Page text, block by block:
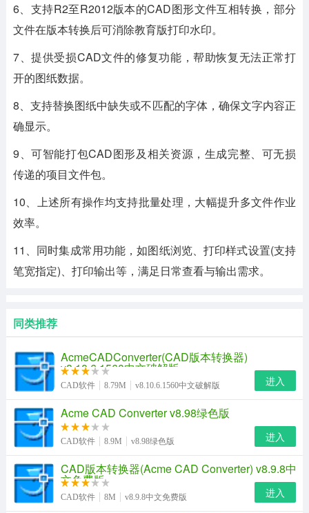
6、支持R2至R2012版本的CAD图形文件互相转换，部分
文件在版本转换后可消除教育版打印水印。
7、提供受损CAD文件的修复功能，帮助恢复无法正常打
开的图纸数据。
8、支持替换图纸中缺失或不匹配的字体，确保文字内容正
确显示。
9、可智能打包CAD图形及相关资源，生成完整、可无损
传递的项目文件包。
10、上述所有操作均支持批量处理，大幅提升多文件作业
效率。
11、同时集成常用功能，如图纸浏览、打印样式设置(支持
笔宽指定)、打印输出等，满足日常查看与输出需求。
同类推荐
AcmeCADConverter(CAD版本转换器)
v8.10.6.1560中文破解版
CAD软件 8.79M v8.10.6.1560中文破解版 进入
Acme CAD Converter v8.98绿色版
CAD软件 8.9M v8.98绿色版 进入
CAD版本转换器(Acme CAD Converter) v8.9.8中
文免费版
CAD软件 8M v8.9.8中文免费版 进入